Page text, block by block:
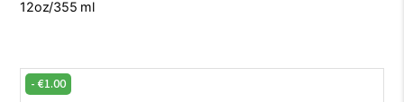
12oz/355 ml
-€1.00